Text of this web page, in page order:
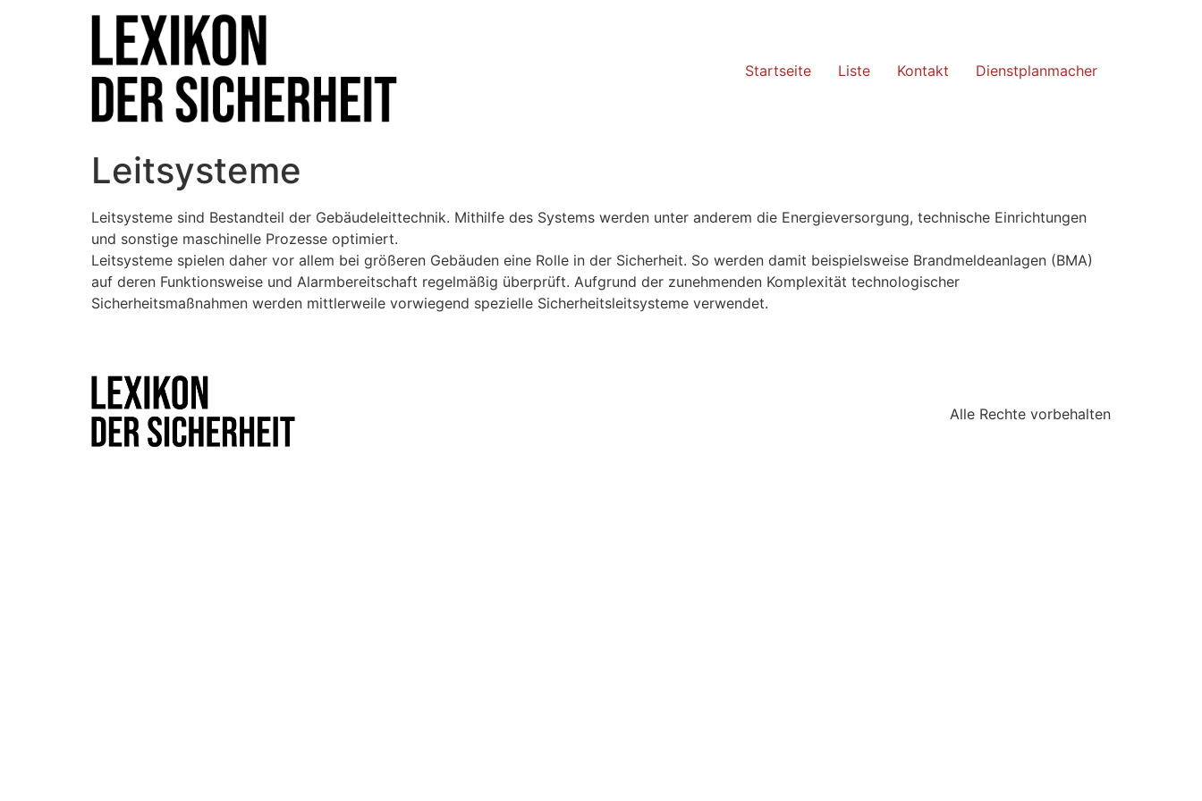
Startseite Liste Kontakt Dienstplanmacher
Leitsysteme
Leitsysteme sind Bestandteil der Gebäudeleittechnik. Mithilfe des Systems werden unter anderem die Energieversorgung, technische Einrichtungen
und sonstige maschinelle Prozesse optimiert.
Leitsysteme spielen daher vor allem bei größeren Gebäuden eine Rolle in der Sicherheit. So werden damit beispielsweise Brandmeldeanlagen (BMA)
auf deren Funktionsweise und Alarmbereitschaft regelmäßig überprüft. Aufgrund der zunehmenden Komplexität technologischer
Sicherheitsmaßnahmen werden mittlerweile vorwiegend spezielle Sicherheitsleitsysteme verwendet.
Alle Rechte vorbehalten